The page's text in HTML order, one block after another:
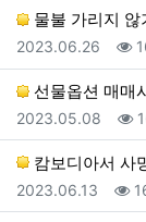
물불 가리지 않
등록일
2023.06.26
선물옵션 매매
등록일
2023.05.08
캄보디아서 사
등록일
2023.06.13